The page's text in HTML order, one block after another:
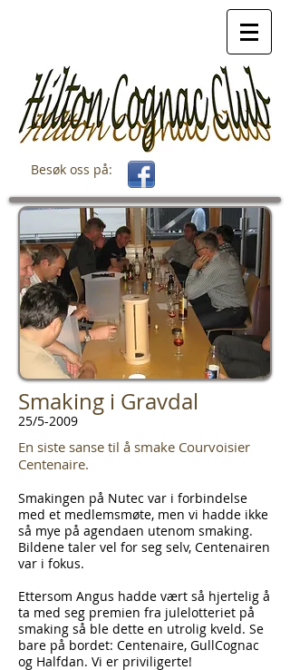
Besøk oss på:
Smaking i Gravdal
25/5-2009
En siste sanse til å smake Courvoisier
Centenaire.
Smakingen på Nutec var i forbindelse
med et medlemsmøte, men vi hadde ikke
så mye på agendaen utenom smaking.
Bildene taler vel for seg selv, Centenairen
var i fokus.
Ettersom Angus hadde vært så hjertelig å
ta med seg premien fra julelotteriet på
smaking så ble dette en utrolig kveld. Se
bare på bordet: Centenaire, GullCognac
og Halfdan. Vi er priviligerte!